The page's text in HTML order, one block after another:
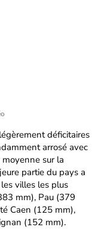
déficitaires
arrosé avec
sur la
partie du pays a
villes les plus
mm), Pau (379
Caen (125 mm),
(152 mm).